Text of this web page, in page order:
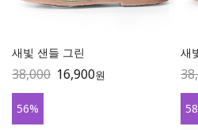
새빛 샌들 그린
38,000 16,900원
새
56% 58